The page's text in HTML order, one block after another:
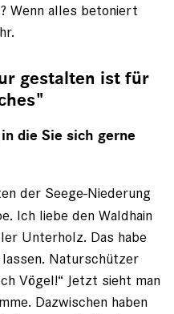
Wenn alles betoniert
gestalten ist für
die Sie sich gerne
der Seege-Niederung
Ich liebe den Waldhain
Unterholz. Das habe
Naturschützer
Vögel!“ Jetzt sieht man
Dazwischen haben